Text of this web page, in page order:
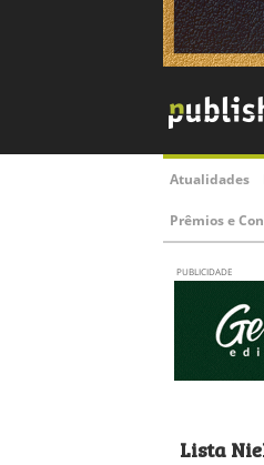
Atualidades
Prêmios e
PUBLICIDADE
Lista